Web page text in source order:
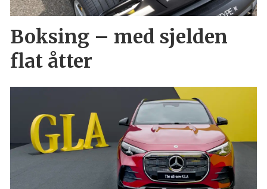
Boksing – med sjelden
flat åtter